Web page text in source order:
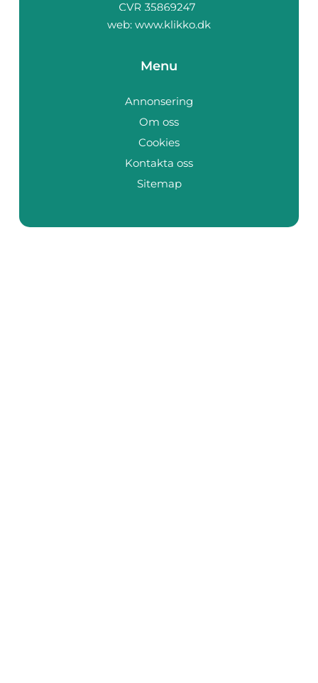
web: www.klikko.dk
Menu
Annonsering
Om oss
Cookies
Kontakta oss
Sitemap